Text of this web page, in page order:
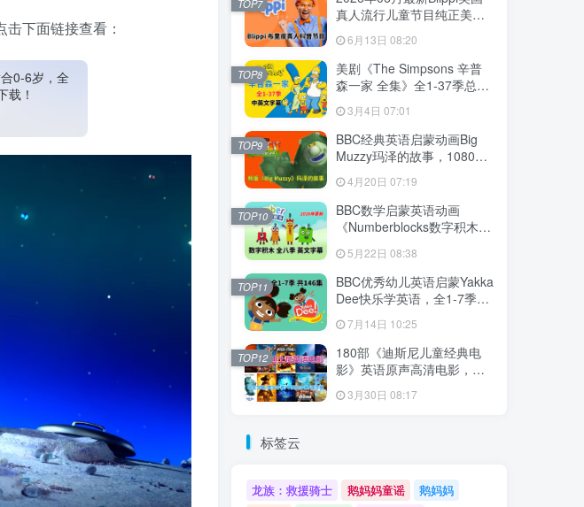
下面链接查看：
0-6岁，全
载！
真人流行儿童节目纯正美式
英语启蒙学习，1008集+，
1080P高清视频带英文字
幕，百度网盘下载！
6月13日 08:20
TOP7
美剧《The Simpsons 辛普
森一家 全集》全1-37季总共
802集，英语带中英文字幕，
百度网盘下载！
3月4日 07:01
TOP8
BBC经典英语启蒙动画Big
Muzzy玛泽的故事，1080P
高清视频带英文字幕，全套
英文版和中文版+游戏+PDF
教材+卡片，百度网盘下载！
4月20日 07:19
TOP9
BBC数学启蒙英语动画
《Numberblocks数字积木》
198集，1080P高清视频带英
文字幕，百度网盘下载！
5月22日 08:38
TOP10
BBC优秀幼儿英语启蒙Yakka
Dee快乐学英语，全1-7季共
文字幕，带音频MP3，百度
网盘下载！
7月14日 10:25
TOP11
180部《迪斯尼儿童经典电
影》英语原声高清电影，中
下载！
3月30日 08:17
TOP12
标签云
龙族：救援骑士 鹅妈妈童谣
鹅妈妈